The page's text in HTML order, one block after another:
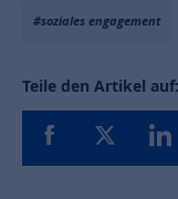
#soziales engagement
Teile den Artikel auf: